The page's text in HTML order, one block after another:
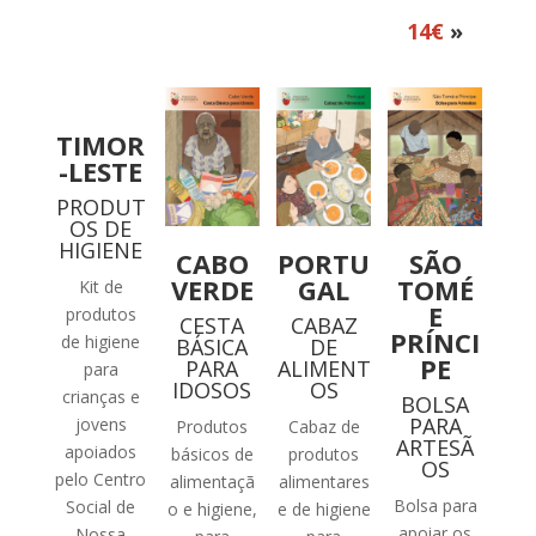
14€ »
TIMOR
-LESTE
PRODUT
OS DE
HIGIENE
Kit de
produtos
de higiene
para
crianças e
jovens
apoiados
pelo Centro
Social de
CABO
VERDE
CESTA
BÁSICA
PARA
IDOSOS
Produtos
básicos de
alimentaçã
o e higiene,
PORTU
GAL
CABAZ
DE
ALIMENT
OS
Cabaz de
produtos
alimentares
e de higiene
SÃO
TOMÉ
E
PRÍNCI
PE
BOLSA
PARA
ARTESÃ
OS
Bolsa para